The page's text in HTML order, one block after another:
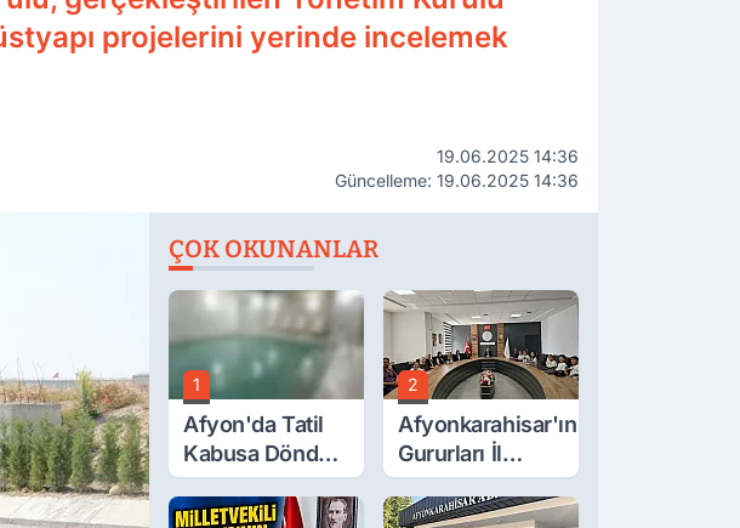
projelerini yerinde incelemek
19.06.2025 14:36
Güncelleme: 19.06.2025 14:36
ÇOK OKUNANLAR
1
Afyon'da Tatil
Kabusa Döndü,
Acı Son!
2
Afyonkarahisar'ın
Gururları İl
Müdürüyle
Buluştu